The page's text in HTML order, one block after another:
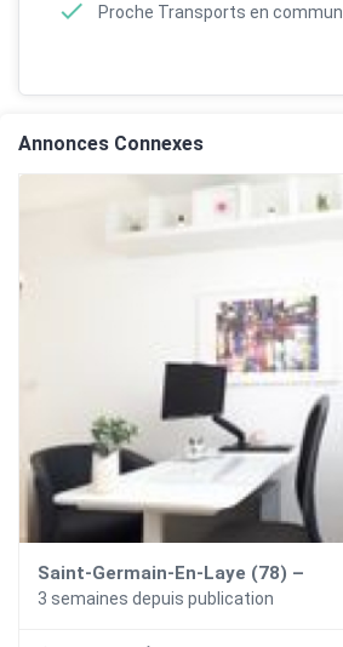
Proche Transports en commun
Annonces Connexes
Saint-Germain-En-Laye (78) –
3 semaines depuis publication